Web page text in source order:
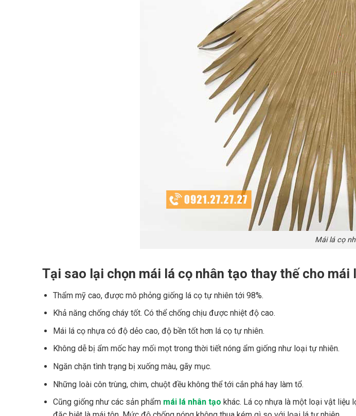
Mái lá cọ
Tại sao lại chọn mái lá cọ nhân tạo thay thế cho mái
Thẩm mỹ cao, được mô phỏng giống lá cọ tự nhiên tới 98%.
Khả năng chống cháy tốt. Có thể chống chịu được nhiệt độ cao.
Mái lá cọ nhựa có độ dẻo cao, độ bền tốt hơn lá cọ tự nhiên.
Không dễ bị ẩm mốc hay mối mọt trong thời tiết nóng ẩm giống như loại tự nhiên.
Ngăn chặn tình trạng bị xuống màu, gãy mục.
Những loài côn trùng, chim, chuột đều không thể tới cắn phá hay làm tổ.
Cũng giống như các sản phẩm mái lá nhân tạo khác. Lá cọ nhựa là một loại vật liệu